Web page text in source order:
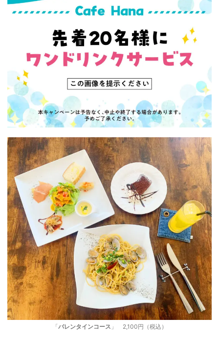
「バレンタインコース 」 2,100円（税込）